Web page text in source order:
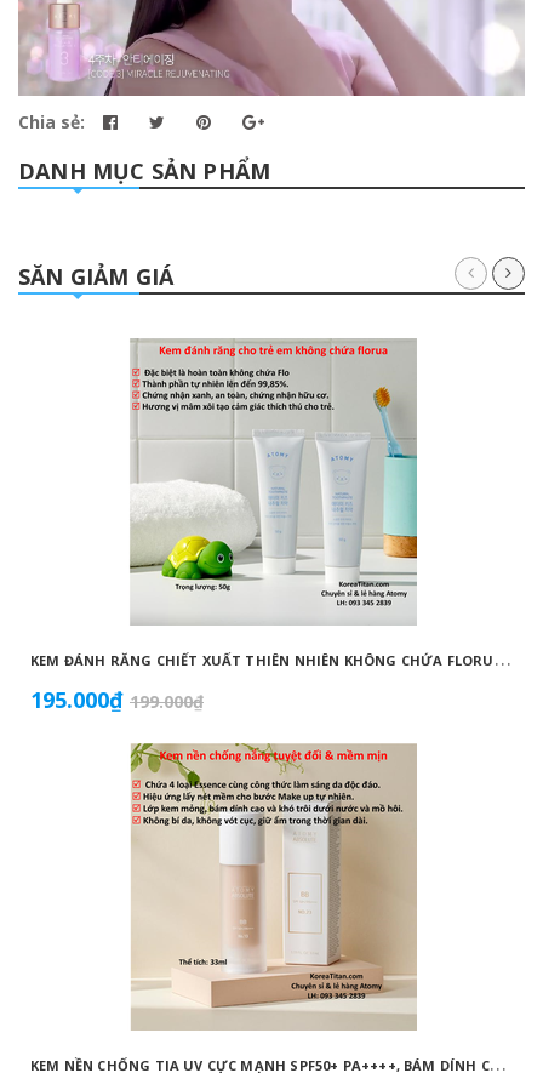
Chia sẻ:
DANH MỤC SẢN PHẨM
SĂN GIẢM GIÁ
K
EM ĐÁNH RĂNG CHIẾT XUẤT THIÊN NHIÊN KHÔNG CHỨA FLORUA AN TOÀN DÀNH CHO TRẺ EM ( 50G) - ATOMY KID NATURAL TOOTHPASTE (NON FLUORIDE) - 애터미 키즈 내추럴 치약 - НАТУРАЛЬНАЯ ДЕТСКАЯ ЗУБНАЯ ПАСТА ATOMY
195.000₫ 199.000₫
K
EM NỀN CHỐNG TIA UV CỰC MẠNH SPF50+ PA++++, BÁM DÍNH CAO, KHÔNG VÓN CỤC, DƯỠNG ẨM VÀ DƯỠNG TRẮNG DA HOÀN HẢO NO.23 (MÀU BEIGE) - ATOMY BB ABSOLUTE 23 - 애터미 앱솔루트 BB - АТОМИ АБСОЛЮТ BB №23